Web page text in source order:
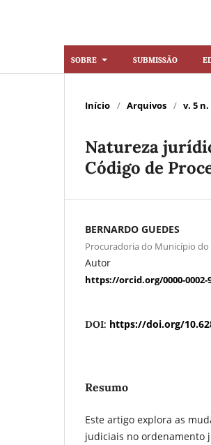
Sobre Submissão
Início / Arquivos / v. 5
Natureza
Código de
BERNARDO GUEDES
Procuradoria do Município do
Autor
https://orcid.org/0000-0002-
DOI: https://doi.org/
Resumo
Este artigo explora as
judiciais no ordenamento